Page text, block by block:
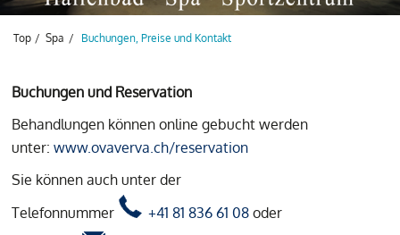
Ihre Quelle für Power,
Spass und
Wohlbefinden.
Top / Spa / Buchungen, Preise und Kontakt
Buchungen und Reservation
Behandlungen können online gebucht werden
unter:www.ovaverva.ch/reservation
Sie können auch unter der
Telefonnummer
+41 81 836 61 08 oder